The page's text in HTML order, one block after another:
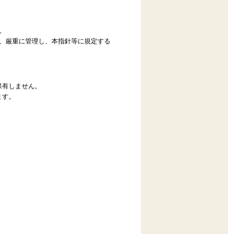
厳重に管理し、本指針等に規定する
しません。
。